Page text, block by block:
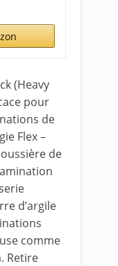
(Heavy
pour
de
Flex –
de
d’argile
comme
Retire